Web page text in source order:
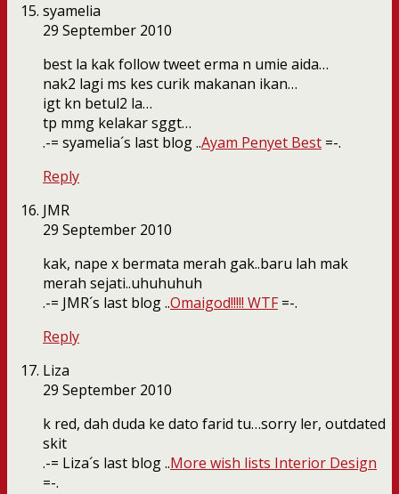
syamelia
29 September 2010
best la kak follow tweet erma n umie aida…
nak2 lagi ms kes curik makanan ikan…
igt kn betul2 la…
tp mmg kelakar sggt…
.-= syamelia´s last blog ..Ayam Penyet Best =-.
Reply
JMR
29 September 2010
kak, nape x bermata merah gak..baru lah mak
merah sejati..uhuhuhuh
.-= JMR´s last blog ..Omaigod!!!!! WTF=-.
Reply
Liza
29 September 2010
k red, dah duda ke dato farid tu…sorry ler, outdated
skit
.-= Liza´s last blog ..More wish lists Interior Design
=-.